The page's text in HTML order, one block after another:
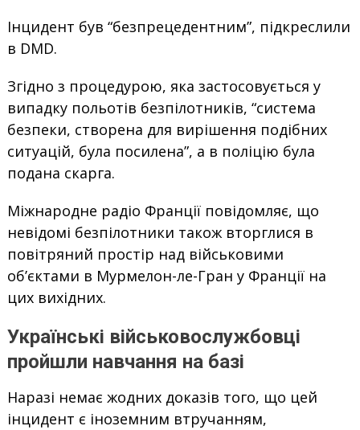
Інцидент був “безпрецедентним”, підкреслили
в DMD.
Згідно з процедурою, яка застосовується у
випадку польотів безпілотників, “система
безпеки, створена для вирішення подібних
ситуацій, була посилена”, а в поліцію була
подана скарга.
Міжнародне радіо Франції повідомляє, що
невідомі безпілотники також вторглися в
повітряний простір над військовими
об’єктами в Мурмелон-ле-Гран у Франції на
цих вихідних.
Українські військовослужбовці
пройшли навчання на базі
Наразі немає жодних доказів того, що цей
інцидент є іноземним втручанням,